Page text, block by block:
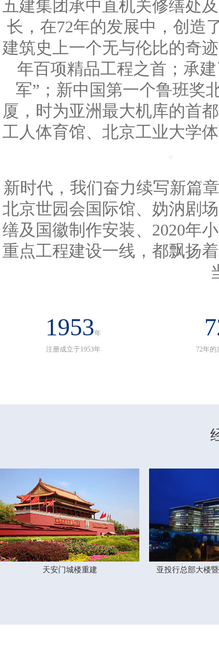
五建集团承中直机关修缮处
长，在72年的发展中，创造
建筑史上一个无与伦比的奇
年百项精品工程之首；承
军”；新中国第一个鲁班奖
厦，时为亚洲最大机库的首
工人体育馆、北京工业大学
新时代，我们奋力续写新篇
北京世园会国际馆、妫汭剧
缮及国徽制作安装、2020年
重点工程建设一线，都飘扬
1953年
注册成立于1953年 72年的
天安门城楼重建 亚投行总部大楼